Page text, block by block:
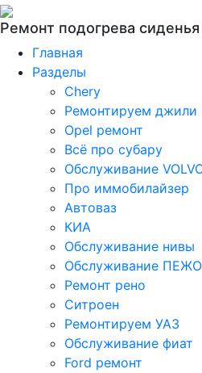
Ремонт подогрева
Главная
Разделы
Chery
Ремонтируем джили
Opel ремонт
Всё про субару
Обслуживание
Про иммобилайзер
Автоваз
КИА
Обслуживание нивы
Обслуживание ПЕЖО
Ремонт рено
Ситроен
Ремонтируем УАЗ
Обслуживание фиат
Ford ремонт